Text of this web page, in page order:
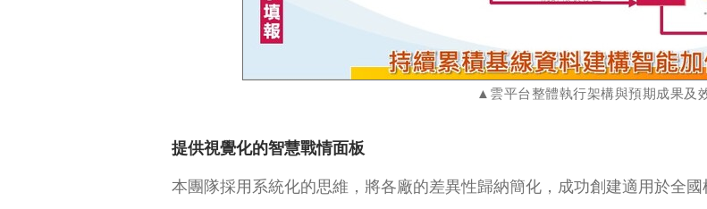
▲雲平台整體執行架構與預期成果及
提供視覺化的智慧戰情面板
本團隊採用系統化的思維，將各廠的差異性歸納簡化，成功創建適用於全